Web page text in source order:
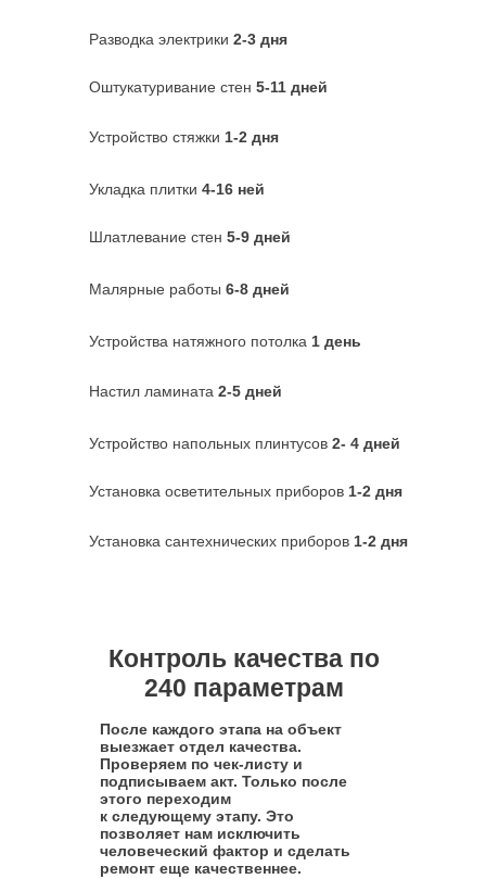
Разводка электрики 2-3 дня
Оштукатуривание стен 5-11 дней
Устройство стяжки 1-2 дня
Укладка плитки 4-16 ней
Шлатлевание стен 5-9 дней
Малярные работы 6-8 дней
Устройства натяжного потолка 1 день
Настил ламината 2-5 дней
Устройство напольных плинтусов 2- 4 дней
Установка осветительных приборов 1-2 дня
Установка сантехнических приборов 1-2 дня
Контроль качества по
240 параметрам
После каждого этапа на объект
выезжает отдел качества.
Проверяем по чек-листу и
подписываем акт. Только после
этого переходим
к следующему этапу. Это
позволяет нам исключить
человеческий фактор и сделать
ремонт еще качественнее.